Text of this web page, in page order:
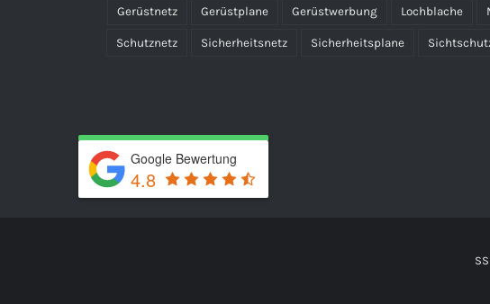
Gerüstnetz Gerüstplane Gerüstwerbung Lochblache
Schutznetz Sicherheitsnetz Sicherheitsplane
Google Bewertung
4.8